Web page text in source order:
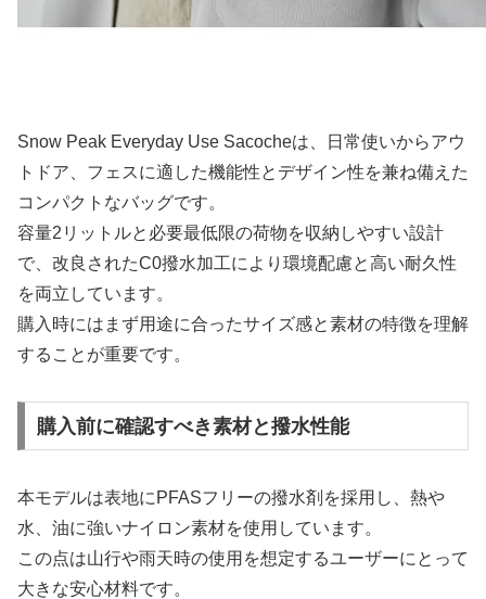
Snow Peak Everyday Use Sacocheは、日常使いからアウ
トドア、フェスに適した機能性とデザイン性を兼ね備えた
コンパクトなバッグです。
容量2リットルと必要最低限の荷物を収納しやすい設計
で、改良されたC0撥水加工により環境配慮と高い耐久性
を両立しています。
購入時にはまず用途に合ったサイズ感と素材の特徴を理解
することが重要です。
購入前に確認すべき素材と撥水性能
本モデルは表地にPFASフリーの撥水剤を採用し、熱や
水、油に強いナイロン素材を使用しています。
この点は山行や雨天時の使用を想定するユーザーにとって
大きな安心材料です。